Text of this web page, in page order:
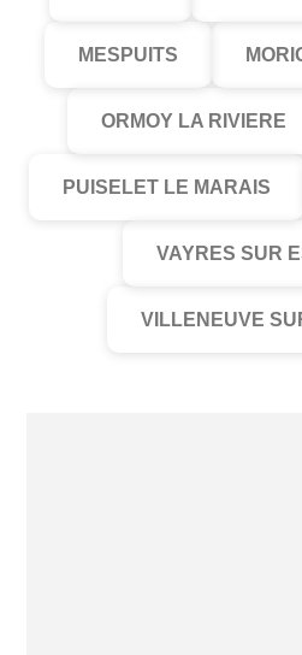
MESPUITS
ORMOY LA RIVIERE
PUISELET LE MARAIS
VAYRES SUR
VILLENEUVE